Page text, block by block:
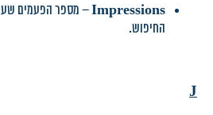
Impressions– מספר הפעמים
החיפוש.
J